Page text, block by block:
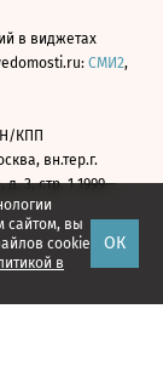
сайтом, вы
cookie
в
ОК
в виджетах
СМИ2,
КПП
вн.тер.г.
3, стр. 1 1999—